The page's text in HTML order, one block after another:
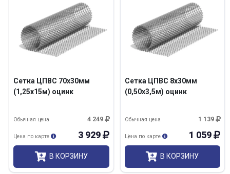
Сетка ЦПВС 70х30мм
(1,25х15м) оцинк
4 249
Обычная цена
3 929
Цена по карте
В КОРЗИНУ
Сетка ЦПВС 8х30мм
(0,50х3,5м) оцинк
1 139
Обычная цена
1 059
Цена по карте
В КОРЗИНУ